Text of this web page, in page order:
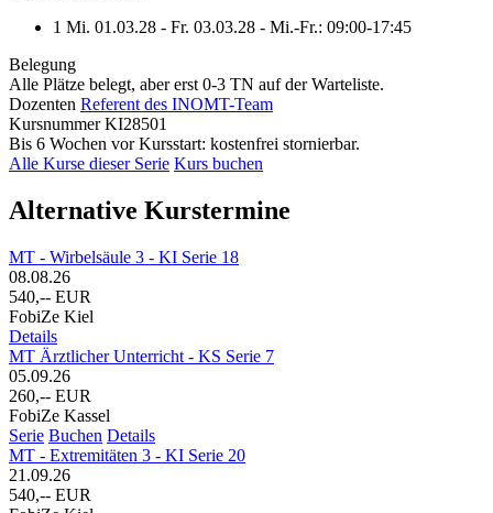
1 Mi. 01.03.28 - Fr. 03.03.28 - Mi.-Fr.: 09:00-17:45
Belegung
Alle Plätze belegt, aber erst 0-3 TN auf der Warteliste.
Dozenten Referent des INOMT-Team
Kursnummer KI28501
Bis 6 Wochen vor Kursstart: kostenfrei stornierbar.
Alle Kurse dieser Serie Kurs buchen
Alternative Kurstermine
MT - Wirbelsäule 3 - KI Serie 18
08.08.26
540,-- EUR
FobiZe Kiel
Details
MT Ärztlicher Unterricht - KS Serie 7
05.09.26
260,-- EUR
FobiZe Kassel
Serie Buchen Details
MT - Extremitäten 3 - KI Serie 20
21.09.26
540,-- EUR